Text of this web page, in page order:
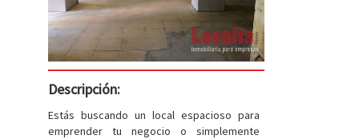
Descripción:
Estás buscando un local espacioso para
emprender tu negocio o simplemente